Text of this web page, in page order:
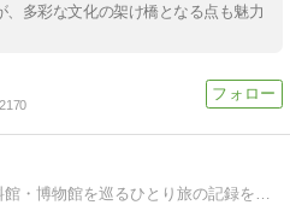
多彩な文化の架け橋となる点も魅力
2170
特に東北の温泉を中心に資料館・博物館を巡るひとり旅の記録を気ままに記します